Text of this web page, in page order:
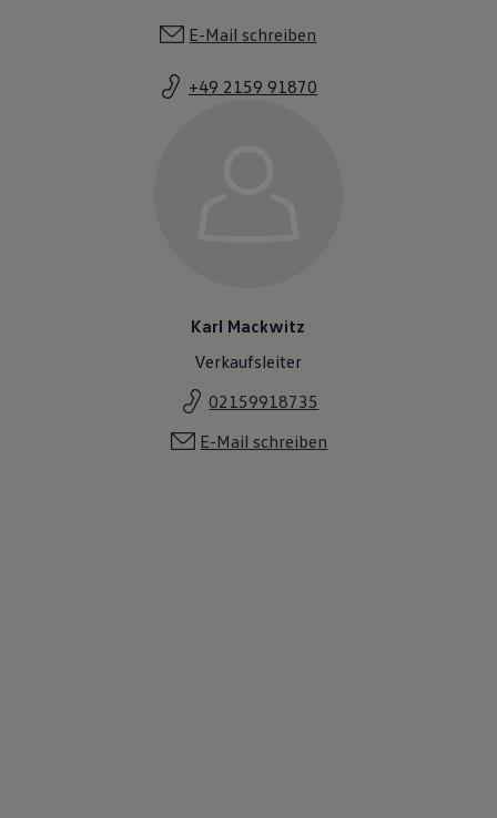
E-Mail schreiben
+49 2159 91870
Karl Mackwitz
Verkaufsleiter
02159918735
E-Mail schreiben